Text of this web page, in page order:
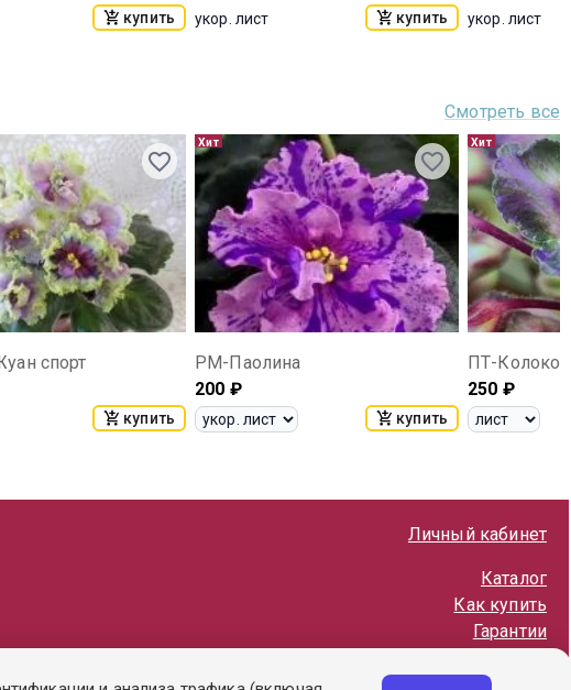
купить укор. лист купить укор. лист
Смотреть все
спорт
купить
Хит
РМ-Паолина
200 ₽
купить
Хит
ПТ-
250 ₽
Личный кабинет
Каталог
Как купить
Гарантии
Политика обработки ПД